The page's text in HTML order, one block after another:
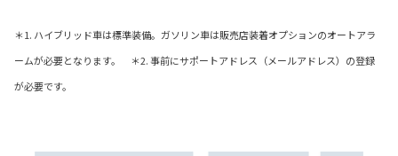
＊1. ハイブリッド車は標準装備。ガソリン車は販売店装着オプションのオートアラ
ームが必要となります。 ＊2. 事前にサポートアドレス（メールアドレス）の登録
が必要です。